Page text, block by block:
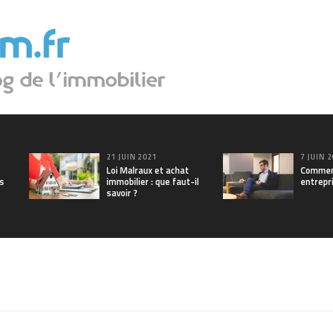
21 JUIN 2021
Loi Malraux et achat
immobilier : que faut-il
savoir ?
7 JUIN